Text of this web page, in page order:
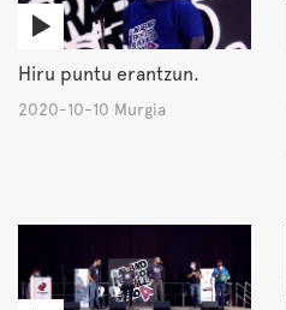
Hiru puntu erantzun.
2020-10-10 Murgia